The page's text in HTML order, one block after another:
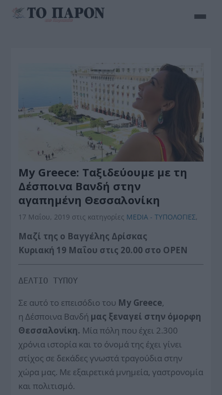
My Greece: Ταξιδεύουμε με τη
Δέσποινα Βανδή στην
αγαπημένη Θεσσαλονίκη
17 Μαΐου, 2019 στις κατηγορίες MEDIA - ΤΥΠΟΛΟΓΙΕΣ,
Μαζί της ο Βαγγέλης Δρίσκας
Κυριακή 19 Μαΐου στις 20.00 στο ΟPEN
ΔΕΛΤΙΟ ΤΥΠΟΥ
Σε αυτό το επεισόδιο του My Greece,
η Δέσποινα Βανδή μας ξεναγεί στην όμορφη
Θεσσαλονίκη. Μία πόλη που έχει 2.300
χρόνια ιστορία και το όνομά της έχει γίνει
στίχος σε δεκάδες γνωστά τραγούδια στην
χώρα μας. Με εξαιρετικά μνημεία, γαστρονομία
και πολιτισμό.